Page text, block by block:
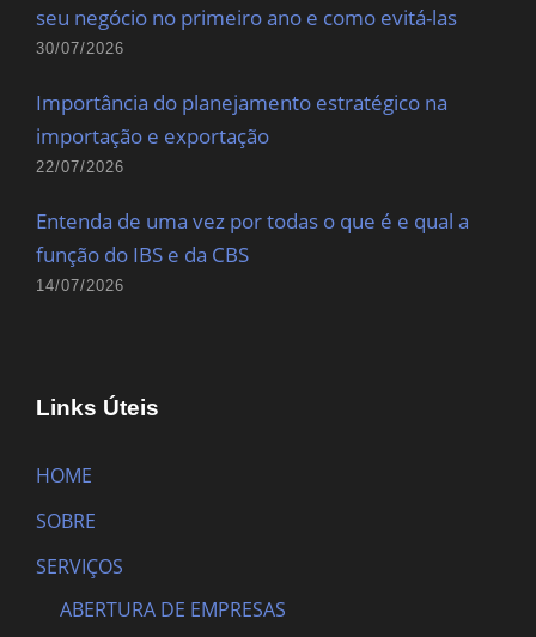
seu negócio no primeiro ano e como evitá-las
30/07/2026
Importância do planejamento estratégico na
importação e exportação
22/07/2026
Entenda de uma vez por todas o que é e qual a
função do IBS e da CBS
14/07/2026
Links Úteis
HOME
SOBRE
SERVIÇOS
ABERTURA DE EMPRESAS